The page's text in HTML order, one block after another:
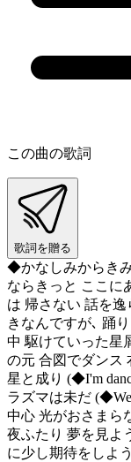
この曲の歌詞
歌詞を贈る
◆かなしみからき
ならきっと ここに
は 帰さない 話を
きなんですが､ 踊
中 駆けていった星
の元 合図でダンス
星と成り (◆I'm
ラズマは未だ (◆We
中心 光がおさま
夜ふたり 夢を見よ
に少し期待をしよ